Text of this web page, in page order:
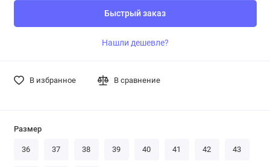
Быстрый заказ
Нашли дешевле?
В избранное В сравнение
Размер
36 37 38 39 40 41 42 43